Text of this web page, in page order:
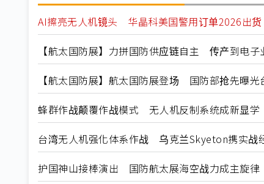
AI擦亮无人机镜头 华晶科美国警用订单2026出货
【航太国防展】力拼国防供应链自主 传产到电子
【航太国防展】航太国防展登场 国防部抢先曝
蜂群作战颠覆作战模式 无人机反制系统成新显学
台湾无人机强化体系作战 乌克兰Skyeton携实战
护国神山接棒演出 国防航太展海空战力成主旋律